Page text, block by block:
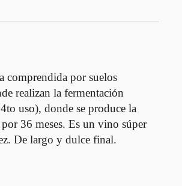
comprendida por suelos
realizan la fermentación
uso), donde se produce la
36 meses. Es un vino súper
De largo y dulce final.